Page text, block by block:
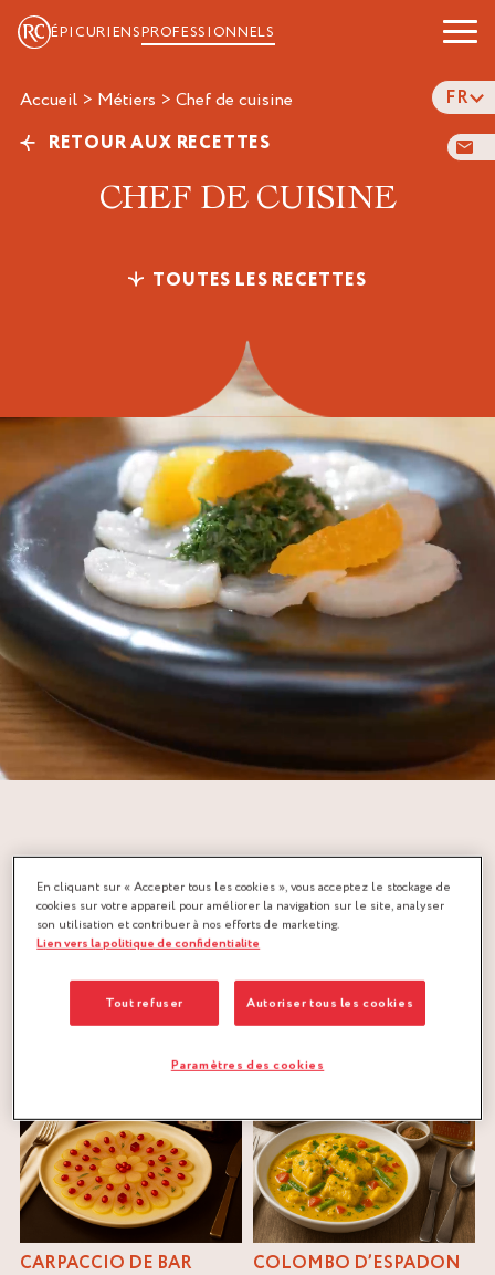
ÉPICURIENSPROFESSIONNELS
FR
Accueil > Métiers > chef de cuisine
RETOUR AUX RECETTES
CHEF DE CUISINE
TOUTES LES RECETTES
RÉINITIALISER
CARPACCIO DE BAR COLOMBO D’ESPADON
En cliquant sur « Accepter tous les cookies », vous acceptez le stockage de
cookies sur votre appareil pour améliorer la navigation sur le site, analyser
son utilisation et contribuer à nos efforts de marketing.
Lien vers la politique de confidentialite
Tout refuser Autoriser tous les cookies
Paramètres des cookies